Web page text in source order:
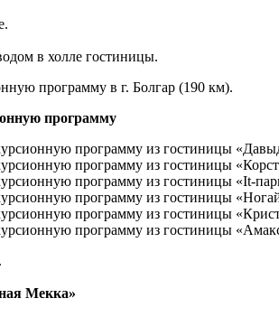
в холле гостиницы.
программу в г. Болгар (190 км).
программу
программу из гостиницы
программу из гостиницы
программу из гостиницы «It-
программу из гостиницы
программу из гостиницы
программу из гостиницы
Мекка»